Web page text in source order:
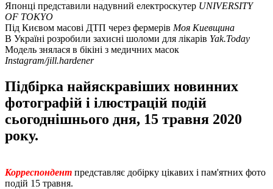
Японці представили надувний електроскутер UNIVERSITY
OF TOKYO
Під Києвом масові ДТП через фермерів Моя Киевщина
В Україні розробили захисні шоломи для лікарів Yak.Today
Модель знялася в бікіні з медичних масок
Instagram/jill.hardener
Підбірка найяскравіших новинних
фотографій і ілюстрацій подій
сьогоднішнього дня, 15 травня 2020
року.
Корреспондент представляє добірку цікавих і пам'ятних фото
подій 15 травня.